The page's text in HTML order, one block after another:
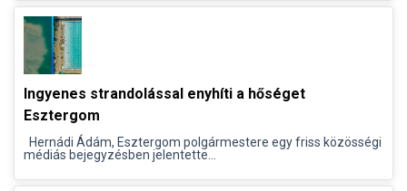
Ingyenes strandolással enyhíti a hőséget
Esztergom
Hernádi Ádám, Esztergom polgármestere egy friss közösségi
médiás bejegyzésben jelentette...